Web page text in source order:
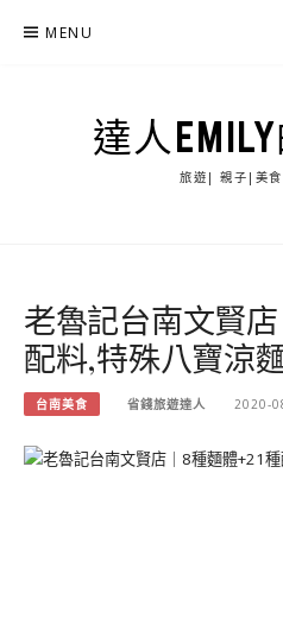
MENU
達人
旅遊| 親子|美
老魯記台南文賢
配料,特殊八寶涼
台南美食 省錢旅遊達人 2020-